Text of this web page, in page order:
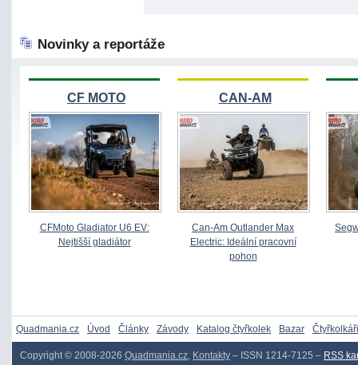
Novinky a reportáže
CF MOTO
CFMoto Gladiator U6 EV:
Nejtišší gladiátor
CAN-AM
Can-Am Outlander Max
Electric: Ideální pracovní
pohon
Quadmania.cz Úvod Články Závody Katalog čtyřkolek Bazar Čtyřkolkáři
Copyright © 2008-2026 Quadmania.cz, Kontakty – ISSN 1214-7125 – RSS